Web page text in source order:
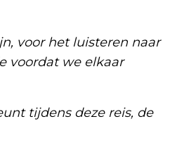
voor het luisteren naar
voordat we elkaar
tijdens deze reis, de